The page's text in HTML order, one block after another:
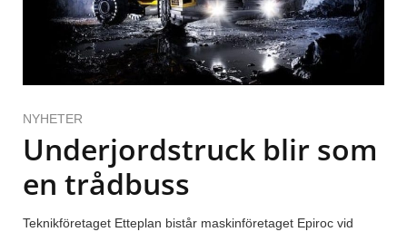
NYHETER
Underjordstruck blir som
en trådbuss
Teknikföretaget Etteplan bistår maskinföretaget Epiroc vid